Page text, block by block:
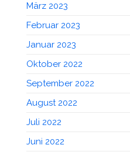
März 2023
Februar 2023
Januar 2023
Oktober 2022
September 2022
August 2022
Juli 2022
Juni 2022